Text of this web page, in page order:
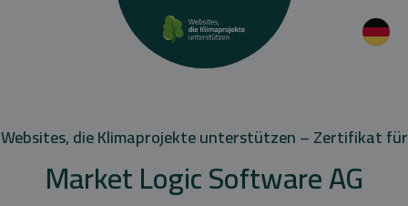
Websites, die Klimaprojekte unterstützen – Zertifikat für
Market Logic Software AG